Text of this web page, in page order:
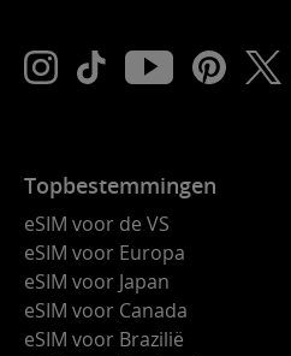
Topbestemmingen
eSIM voor de VS
eSIM voor Europa
eSIM voor Japan
eSIM voor Canada
eSIM voor Brazilië